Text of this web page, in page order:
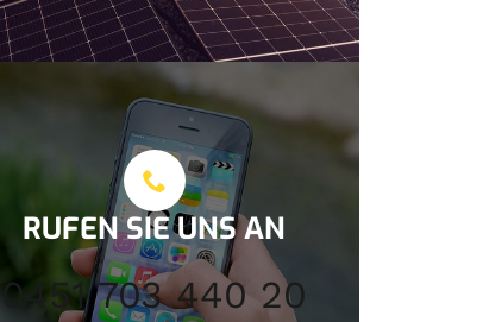
RUFEN SIE UNS AN
0451 703 440 20